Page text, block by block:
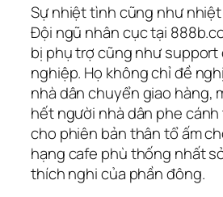
Sự nhiệt tình cũng như
Đội ngũ nhân cục tại
bị phụ trợ cũng như support
nghiệp. Họ không chỉ đề
nhà dân chuyển giao hàng,
hết người nhà dân phe
cho phiên bản thân tổ ấm
hạng cafe phù thống nhất
thích nghi của phần đông.